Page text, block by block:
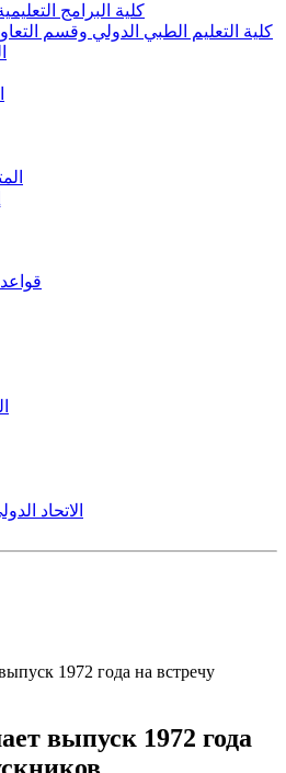
كلية البرامج
كلية التعليم الطبي الدولي وقسم
الاتحاد
1972 года на встречу
выпуск 1972 года